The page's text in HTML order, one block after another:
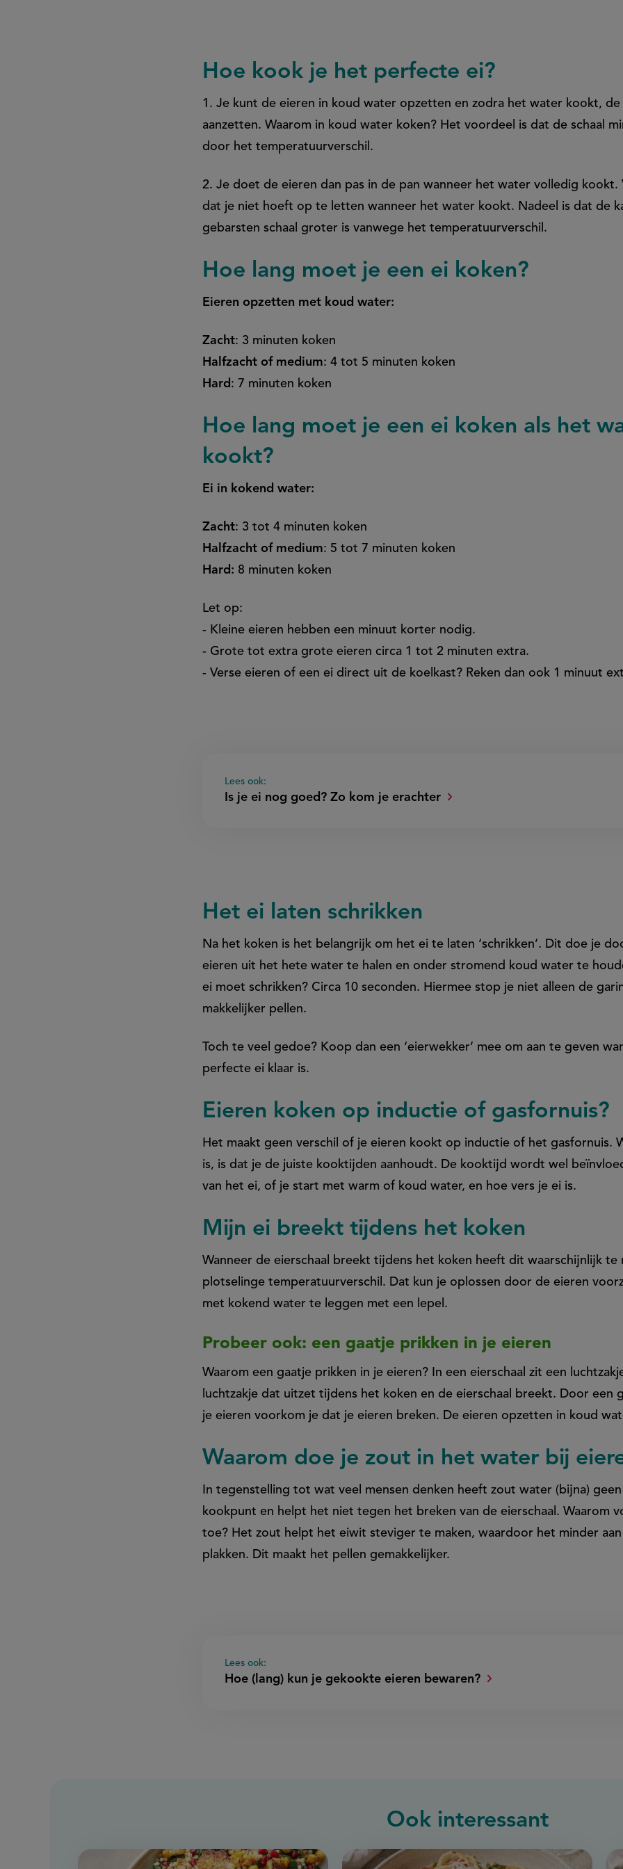
Hoe kook je het perfecte ei?
1. Je kunt de eieren in koud water opzetten en zodra het water kookt,
aanzetten. Waarom in koud water koken? Het voordeel is dat de schaal
door het temperatuurverschil.
2. Je doet de eieren dan pas in de pan wanneer het water volledig kookt.
dat je niet hoeft op te letten wanneer het water kookt. Nadeel is dat de
gebarsten schaal groter is vanwege het temperatuurverschil.
Hoe lang moet je een ei koken?
Eieren opzetten met koud water:
Zacht: 3 minuten koken
Halfzacht of medium: 4 tot 5 minuten koken
Hard : 7 minuten koken
Hoe lang moet je een ei koken als het
kookt?
Ei in kokend water:
Zacht: 3 tot 4 minuten koken
Halfzacht of medium: 5 tot 7 minuten koken
Hard: 8 minuten koken
Let op:
- Kleine eieren hebben een minuut korter nodig.
- Grote tot extra grote eieren circa 1 tot 2 minuten extra.
- Verse eieren of een ei direct uit de koelkast? Reken dan ook 1 minuut
Lees ook:
Is je ei nog goed? Zo kom je erachter
Het ei laten schrikken
Na het koken is het belangrijk om het ei te laten ‘schrikken’. Dit doe je
eieren uit het hete water te halen en onder stromend koud water te
ei moet schrikken? Circa 10 seconden. Hiermee stop je niet alleen de
makkelijker pellen.
Toch te veel gedoe? Koop dan een ‘eierwekker’ mee om aan te geven
perfecte ei klaar is.
Eieren koken op inductie of gasfornuis?
Het maakt geen verschil of je eieren kookt op inductie of het gasfornuis.
is, is dat je de juiste kooktijden aanhoudt. De kooktijd wordt wel
van het ei, of je start met warm of koud water, en hoe vers je ei is.
Mijn ei breekt tijdens het koken
Wanneer de eierschaal breekt tijdens het koken heeft dit waarschijnlijk te
plotselinge temperatuurverschil. Dat kun je oplossen door de eieren
met kokend water te leggen met een lepel.
Probeer ook: een gaatje prikken in je eieren
Waarom een gaatje prikken in je eieren? In een eierschaal zit een
luchtzakje dat uitzet tijdens het koken en de eierschaal breekt. Door een
je eieren voorkom je dat je eieren breken. De eieren opzetten in koud
Waarom doe je zout in het water bij
In tegenstelling tot wat veel mensen denken heeft zout water (bijna)
kookpunt en helpt het niet tegen het breken van de eierschaal. Waarom
toe? Het zout helpt het eiwit steviger te maken, waardoor het minder
plakken. Dit maakt het pellen gemakkelijker.
Lees ook:
Hoe (lang) kun je gekookte eieren bewaren?
Ook interessant